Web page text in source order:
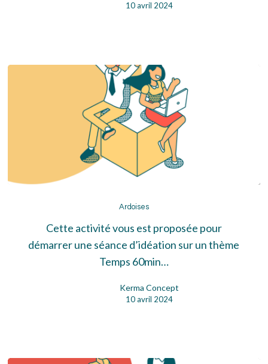
10 avril 2024
Ardoises
Cette activité vous est proposée pour
démarrer une séance d’idéation sur un thème
Temps 60min…
Kerma Concept
10 avril 2024